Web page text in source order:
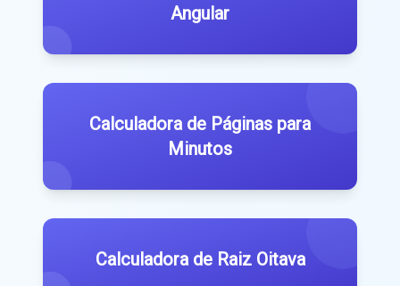
Angular
Calculadora de Páginas para
Minutos
Calculadora de Raiz Oitava